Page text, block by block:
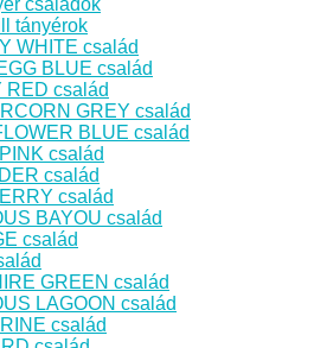
tányérok
WHITE család
BLUE család
RED család
GREY család
BLUE család
család
család
család
BAYOU család
család
GREEN család
LAGOON család
család